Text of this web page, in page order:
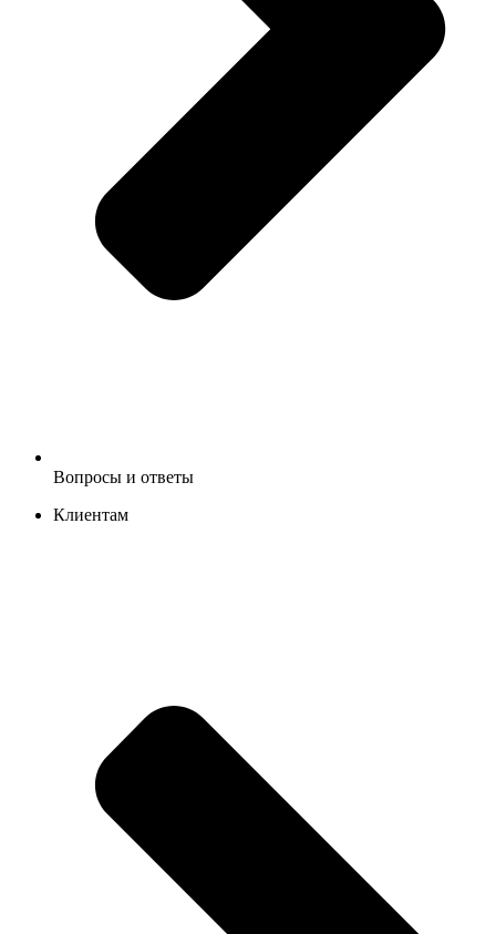
Вопросы и ответы
Клиентам